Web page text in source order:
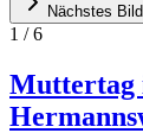
Nächstes Bild
1 /6
Muttertag